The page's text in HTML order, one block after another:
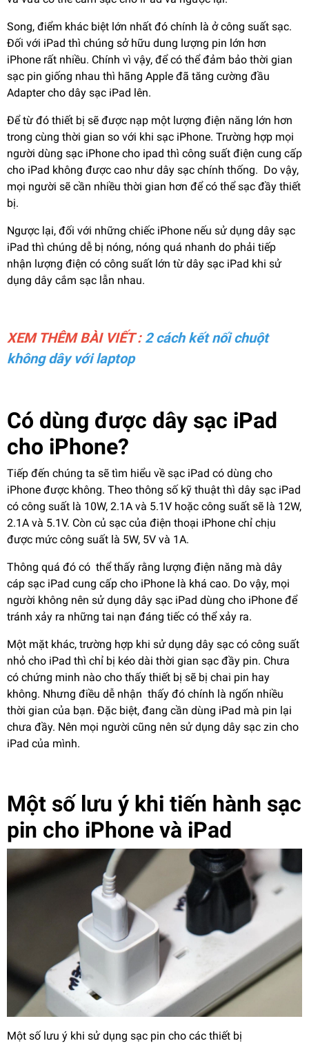
Song, điểm khác biệt lớn nhất đó chính là ở công suất sạc.
Đối với iPad thì chúng sở hữu dung lượng pin lớn hơn
iPhone rất nhiều. Chính vì vậy, để có thể đảm bảo thời gian
sạc pin giống nhau thì hãng Apple đã tăng cường đầu
Adapter cho dây sạc iPad lên.
Để từ đó thiết bị sẽ được nạp một lượng điện năng lớn hơn
trong cùng thời gian so với khi sạc iPhone. Trường hợp mọi
người dùng sạc iPhone cho ipad thì công suất điện cung cấp
cho iPad không được cao như dây sạc chính thống. Do vậy,
mọi người sẽ cần nhiều thời gian hơn để có thể sạc đầy thiết
bị.
Ngược lại, đối với những chiếc iPhone nếu sử dụng dây sạc
iPad thì chúng dễ bị nóng, nóng quá nhanh do phải tiếp
nhận lượng điện có công suất lớn từ dây sạc iPad khi sử
dụng dây cắm sạc lẫn nhau.
XEM THÊM BÀI VIẾT : 2 cách kết nối chuột
không dây với laptop
Có dùng được dây sạc iPad
cho iPhone?
Tiếp đến chúng ta sẽ tìm hiểu về sạc iPad có dùng cho
iPhone được không. Theo thông số kỹ thuật thì dây sạc iPad
có công suất là 10W, 2.1A và 5.1V hoặc công suất sẽ là 12W,
2.1A và 5.1V. Còn củ sạc của điện thoại iPhone chỉ chịu
được mức công suất là 5W, 5V và 1A.
Thông quá đó có thể thấy rằng lượng điện năng mà dây
cáp sạc iPad cung cấp cho iPhone là khá cao. Do vậy, mọi
người không nên sử dụng dây sạc iPad dùng cho iPhone để
tránh xảy ra những tai nạn đáng tiếc có thể xảy ra.
Một mặt khác, trường hợp khi sử dụng dây sạc có công suất
nhỏ cho iPad thì chỉ bị kéo dài thời gian sạc đầy pin. Chưa
có chứng minh nào cho thấy thiết bị sẽ bị chai pin hay
không. Nhưng điều dễ nhận thấy đó chính là ngốn nhiều
thời gian của bạn. Đặc biệt, đang cần dùng iPad mà pin lại
chưa đầy. Nên mọi người cũng nên sử dụng dây sạc zin cho
iPad của mình.
Một số lưu ý khi tiến hành sạc
pin cho iPhone và iPad
Một số lưu ý khi sử dụng sạc pin cho các thiết bị